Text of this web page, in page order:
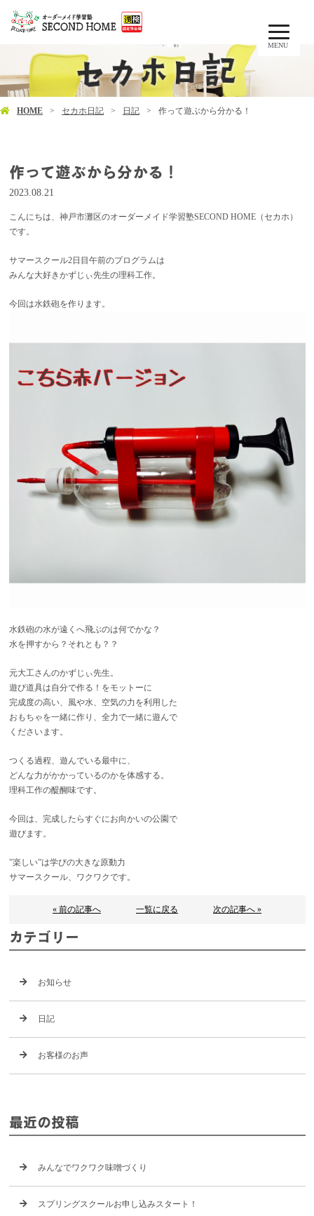
MENU
HOME セカホ日記 日記 作って遊ぶから分かる！
作って遊ぶから分かる！
2023.08.21
こんにちは、神戸市灘区のオーダーメイド学習塾SECOND HOME（セカホ）
です。
サマースクール2日目午前のプログラムは
みんな大好きかずじぃ先生の理科工作。
今回は水鉄砲を作ります。
水鉄砲の水が遠くへ飛ぶのは何でかな？
水を押すから？それとも？？
元大工さんのかずじぃ先生。
遊び道具は自分で作る！をモットーに
完成度の高い、風や水、空気の力を利用した
おもちゃを一緒に作り、全力で一緒に遊んで
くださいます。
つくる過程、遊んでいる最中に、
どんな力がかかっているのかを体感する。
理科工作の醍醐味です。
今回は、完成したらすぐにお向かいの公園で
遊びます。
”楽しい”は学びの大きな原動力
サマースクール、ワクワクです。
« 前の記事へ 一覧に戻る 次の記事へ »
カテゴリー
お知らせ
日記
お客様のお声
最近の投稿
みんなでワクワク味噌づくり
スプリングスクールお申し込みスタート！